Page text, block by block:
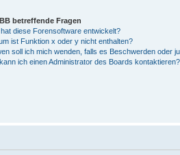
betreffende Fragen
diese Forensoftware entwickelt?
ist Funktion x oder y nicht enthalten?
soll ich mich wenden, falls es Beschwerden oder
ich einen Administrator des Boards kontaktieren?